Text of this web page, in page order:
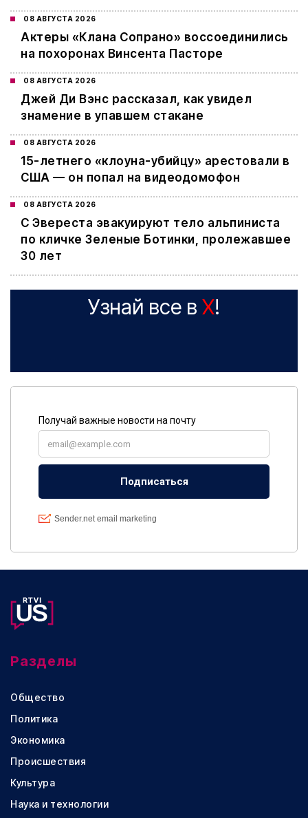
08 АВГУСТА 2026
Актеры «Клана Сопрано» воссоединились
на похоронах Винсента Пасторе
08 АВГУСТА 2026
Джей Ди Вэнс рассказал, как увидел
знамение в упавшем стакане
08 АВГУСТА 2026
15-летнего «клоуна-убийцу» арестовали в
США — он попал на видеодомофон
08 АВГУСТА 2026
С Эвереста эвакуируют тело альпиниста
по кличке Зеленые Ботинки, пролежавшее
30 лет
Узнай все в X!
Разделы
Общество
Политика
Экономика
Происшествия
Культура
Наука и технологии